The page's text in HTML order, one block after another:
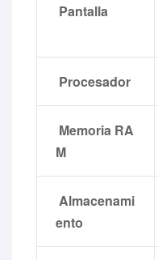
Pantalla
Procesador
Memoria RA
M
Almacenami
ento